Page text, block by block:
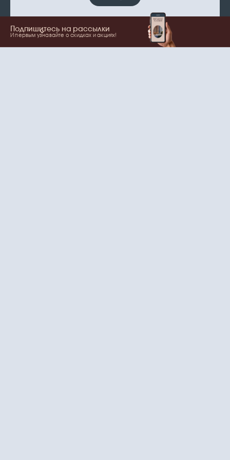
Подпишитесь на рассылки
И первым узнавайте о скидках и акциях!